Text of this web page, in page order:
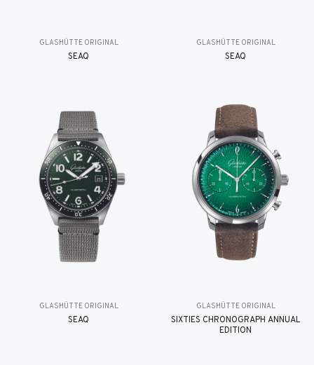
GLASHÜTTE ORIGINAL
SEAQ
GLASHÜTTE ORIGINAL
SEAQ
GLASHÜTTE ORIGINAL
SEAQ
GLASHÜTTE ORIGINAL
SIXTIES CHRONOGRAPH ANNUAL
EDITION